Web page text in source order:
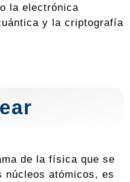
la electrónica
y la criptografía
de la física que se
núcleos atómicos, es